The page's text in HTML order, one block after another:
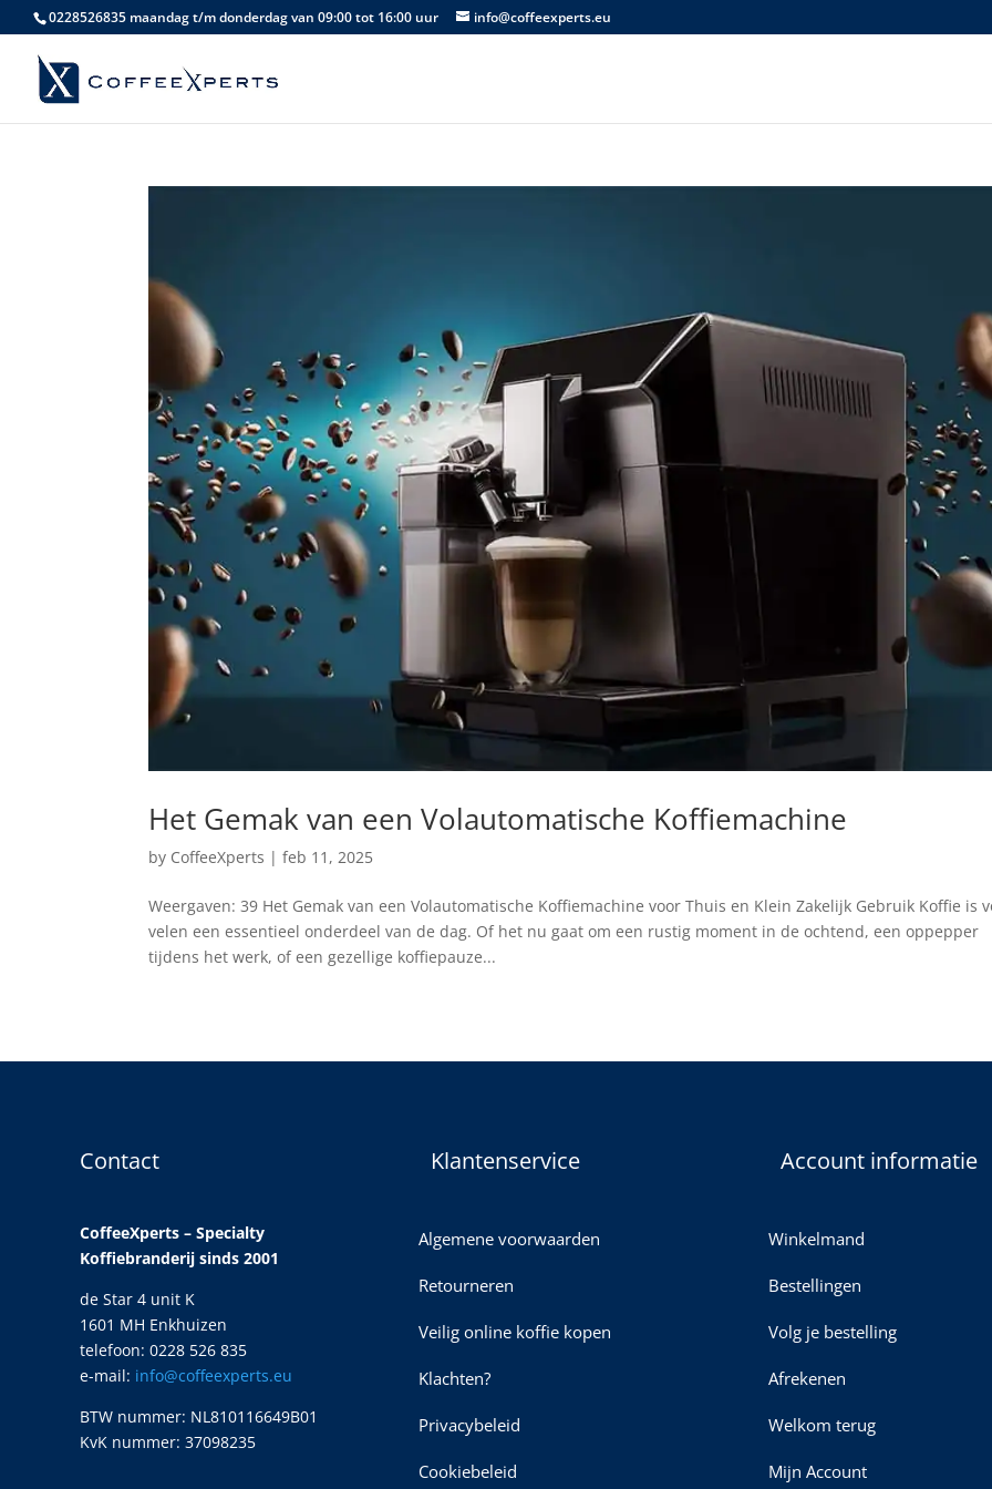
0228526835 maandag t/m donderdag van 09:00 tot 16:00 uur info@coffeexperts.eu
Het Gemak van een Volautomatische Koffiemachine
by CoffeeXperts |feb 11, 2025
Weergaven: 39 Het Gemak van een Volautomatische Koffiemachine voor Thuis en Klein Zakelijk Gebruik Koffie is
velen een essentieel onderdeel van de dag. Of het nu gaat om een rustig moment in de ochtend, een oppepper
tijdens het werk, of een gezellige koffiepauze...
Contact
CoffeeXperts – Specialty
Koffiebranderij sinds 2001
de Star 4 unit K
1601 MH Enkhuizen
telefoon: 0228 526 835
e-mail: info@coffeexperts.eu
BTW nummer: NL810116649B01
KvK nummer: 37098235
Klantenservice
Algemene voorwaarden
Retourneren
Veilig online koffie kopen
Klachten?
Privacybeleid
Cookiebeleid
Account informatie
Winkelmand
Bestellingen
Volg je bestelling
Afrekenen
Welkom terug
Mijn Account